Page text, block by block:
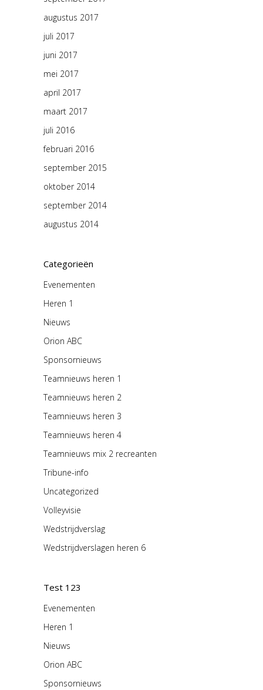
augustus 2017
juli 2017
juni 2017
mei 2017
april 2017
maart 2017
juli 2016
februari 2016
september 2015
oktober 2014
september 2014
augustus 2014
Categorieën
Evenementen
Heren 1
Nieuws
Orion ABC
Sponsornieuws
Teamnieuws heren 1
Teamnieuws heren 2
Teamnieuws heren 3
Teamnieuws heren 4
Teamnieuws mix 2 recreanten
Tribune-info
Uncategorized
Volleyvisie
Wedstrijdverslag
Wedstrijdverslagen heren 6
Test 123
Evenementen
Heren 1
Nieuws
Orion ABC
Sponsornieuws